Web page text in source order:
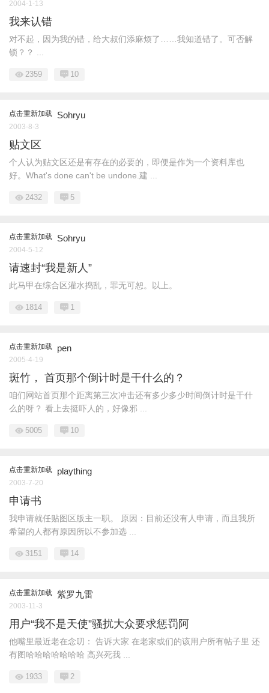
2004-1-13
我来认错
对不起，因为我的错，给大叔们添麻烦了……我知道错了。可否解
锁？？ ...
2359 10
点击重新加载 Sohryu
2003-8-3
贴文区
个人认为贴文区还是有存在的必要的，即便是作为一个资料库也
好。What's done can't be undone.建 ...
2432 5
点击重新加载 Sohryu
2004-5-12
请速封“我是新人”
此马甲在综合区灌水捣乱，罪无可恕。以上。
1814 1
点击重新加载 pen
2005-4-19
斑竹， 首页那个倒计时是干什么的？
咱们网站首页那个距离第三次冲击还有多少多少时间倒计时是干什
么的呀？ 看上去挺吓人的，好像邪 ...
5005 10
点击重新加载 plaything
2003-7-20
申请书
我申请就任贴图区版主一职。 原因：目前还没有人申请，而且我所
希望的人都有原因所以不参加选 ...
3151 14
点击重新加载 紫罗九雷
2003-11-3
用户“我不是天使”骚扰大众要求惩罚阿
他嘴里最近老在念叨： 告诉大家 在老家或们的该用户所有帖子里 还
有图哈哈哈哈哈哈哈 高兴死我 ...
1933 2